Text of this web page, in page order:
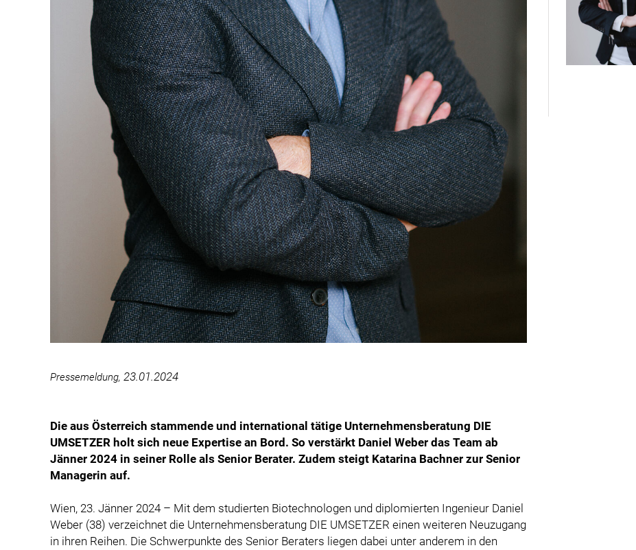
Pressemeldung, 23.01.2024
Die aus Österreich stammende und international tätige Unternehmensberatung DIE
UMSETZER holt sich neue Expertise an Bord. So verstärkt Daniel Weber das Team ab
Jänner 2024 in seiner Rolle als Senior Berater. Zudem steigt Katarina Bachner zur Senior
Managerin auf.
Wien, 23. Jänner 2024 – Mit dem studierten Biotechnologen und diplomierten Ingenieur Daniel
Weber (38) verzeichnet die Unternehmensberatung DIE UMSETZER einen weiteren Neuzugang
in ihren Reihen. Die Schwerpunkte des Senior Beraters liegen dabei unter anderem in den